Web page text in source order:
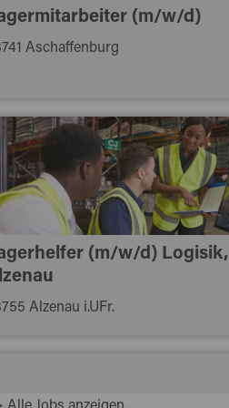
(m/w/d)
Aschaffenburg
(m/w/d) Logisik,
Alzenau i.UFr.